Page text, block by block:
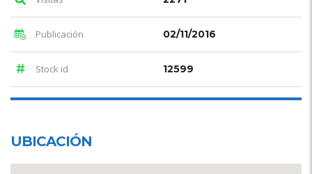
Publicación 02/11/2016
Stock id 12599
UBICACIÓN